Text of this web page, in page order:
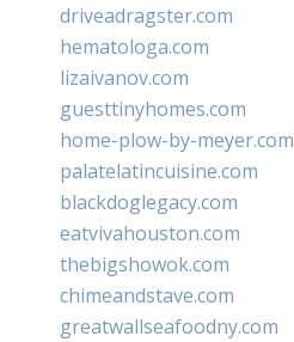
driveadragster.com
hematologa.com
lizaivanov.com
guesttinyhomes.com
home-plow-by-meyer.com
palatelatincuisine.com
blackdoglegacy.com
eatvivahouston.com
thebigshowok.com
chimeandstave.com
greatwallseafoodny.com